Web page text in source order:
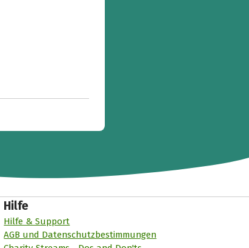
Hilfe
Hilfe & Support
AGB und Datenschutzbestimmungen